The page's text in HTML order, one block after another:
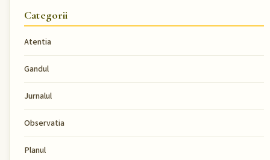
Categorii
Atentia
Gandul
Jurnalul
Observatia
Planul